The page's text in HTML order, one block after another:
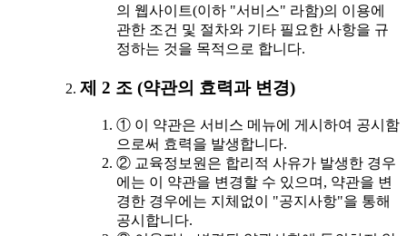
의 웹사이트(이하 "서비스" 라함)의 이용에
관한 조건 및 절차와 기타 필요한 사항을 규
정하는 것을 목적으로 합니다.
제 2 조 (약관의 효력과 변경)
① 이 약관은 서비스 메뉴에 게시하여 공시함
으로써 효력을 발생합니다.
② 교육정보원은 합리적 사유가 발생한 경우
에는 이 약관을 변경할 수 있으며, 약관을 변
경한 경우에는 지체없이 "공지사항"을 통해
공시합니다.